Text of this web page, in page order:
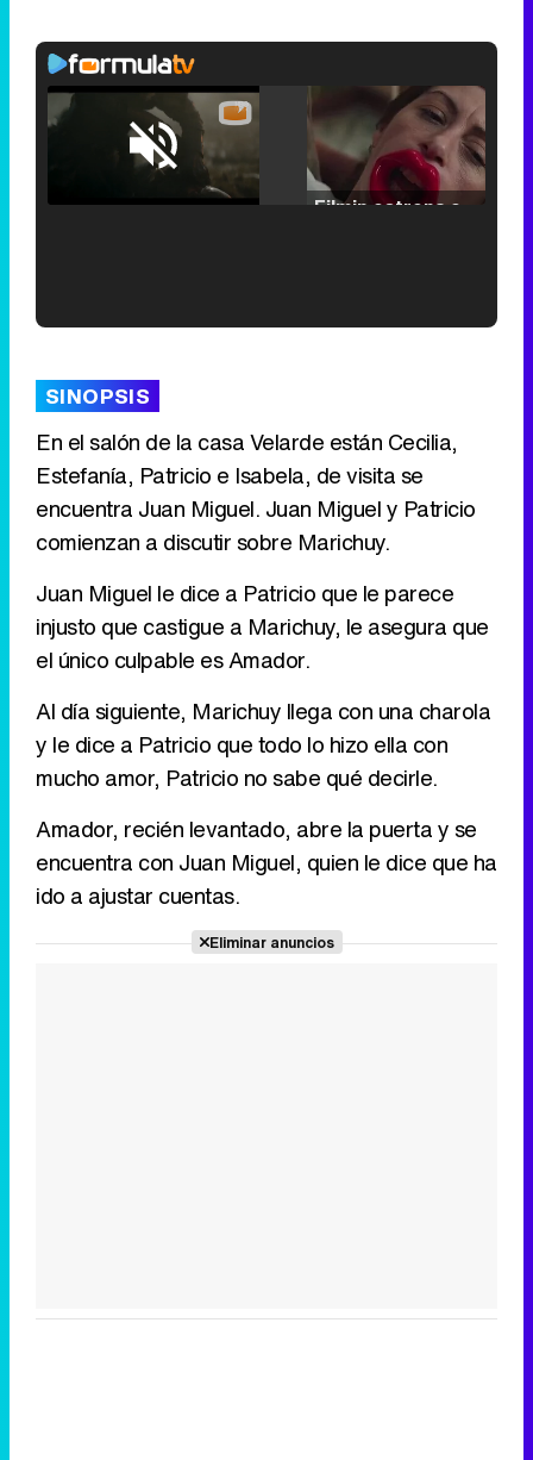
Unmute /
Tráiler en catalán de 'Ravalear', la nueva serie de HBO Max sobre los fondos buitre
SINOPSIS
En el salón de la casa Velarde están Cecilia,
Estefanía, Patricio e Isabela, de visita se
encuentra Juan Miguel. Juan Miguel y Patricio
comienzan a discutir sobre Marichuy.
Juan Miguel le dice a Patricio que le parece
injusto que castigue a Marichuy, le asegura que
el único culpable es Amador.
Al día siguiente, Marichuy llega con una charola
y le dice a Patricio que todo lo hizo ella con
mucho amor, Patricio no sabe qué decirle.
Amador, recién levantado, abre la puerta y se
encuentra con Juan Miguel, quien le dice que ha
ido a ajustar cuentas.
Eliminar anuncios